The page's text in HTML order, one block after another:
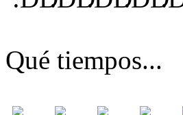
Qué tiempos...